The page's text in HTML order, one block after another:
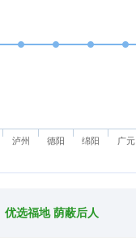
泸州 德阳 绵阳 广元
优选福地 荫蔽后人